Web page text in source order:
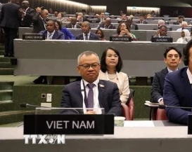
国际
旅游
友谊桥梁
史海
多功能媒体